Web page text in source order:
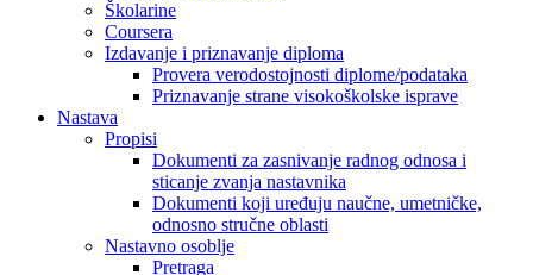
Školarine
Coursera
Izdavanje i priznavanje diploma
Provera verodostojnosti diplome/podataka
Priznavanje strane visokoškolske isprave
Nastava
Propisi
Dokumenti za zasnivanje radnog odnosa i
sticanje zvanja nastavnika
Dokumenti koji uređuju naučne, umetničke,
odnosno stručne oblasti
Nastavno osoblje
Pretraga